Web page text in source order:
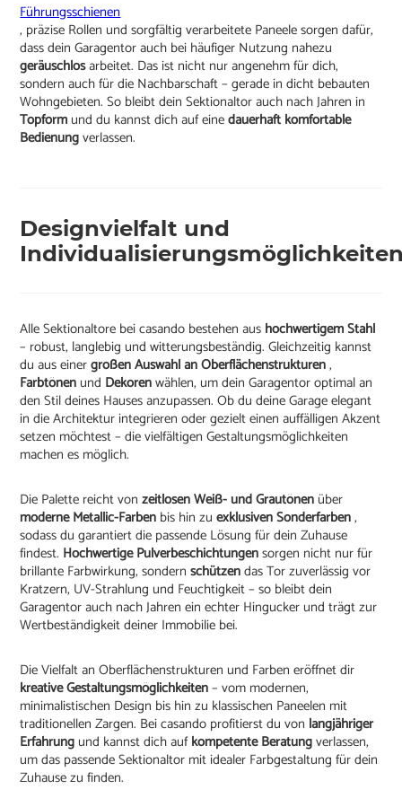
Führungsschienen
, präzise Rollen und sorgfältig verarbeitete Paneele sorgen dafür,
dass dein Garagentor auch bei häufiger Nutzung nahezu
geräuschlosarbeitet. Das ist nicht nur angenehm für dich,
sondern auch für die Nachbarschaft – gerade in dicht bebauten
Wohngebieten. So bleibt dein Sektionaltor auch nach Jahren in
Topform und du kannst dich auf einedauerhaft komfortable
Bedienungverlassen.
Designvielfalt und
Alle Sektionaltore bei casando bestehen aus hochwertigem Stahl
– robust, langlebig und witterungsbeständig. Gleichzeitig kannst
du aus einergroßen Auswahl an Oberflächenstrukturen,
Farbtönen und Dekorenwählen, um dein Garagentor optimal an
den Stil deines Hauses anzupassen. Ob du deine Garage elegant
in die Architektur integrieren oder gezielt einen auffälligen Akzent
setzen möchtest – die vielfältigen Gestaltungsmöglichkeiten
machen es möglich.
Die Palette reicht vonzeitlosen Weiß- und Grautönen über
moderne Metallic-Farben bis hin zuexklusiven Sonderfarben,
sodass du garantiert die passende Lösung für dein Zuhause
findest. Hochwertige Pulverbeschichtungensorgen nicht nur für
brillante Farbwirkung, sondernschützendas Tor zuverlässig vor
Kratzern, UV-Strahlung und Feuchtigkeit – so bleibt dein
Garagentor auch nach Jahren ein echter Hingucker und trägt zur
Wertbeständigkeit deiner Immobilie bei.
Die Vielfalt an Oberflächenstrukturen und Farben eröffnet dir
kreative Gestaltungsmöglichkeiten– vom modernen,
minimalistischen Design bis hin zu klassischen Paneelen mit
traditionellen Zargen. Bei casando profitierst du von langjähriger
Erfahrung und kannst dich aufkompetente Beratungverlassen,
um das passende Sektionaltor mit idealer Farbgestaltung für dein
Zuhause zu finden.